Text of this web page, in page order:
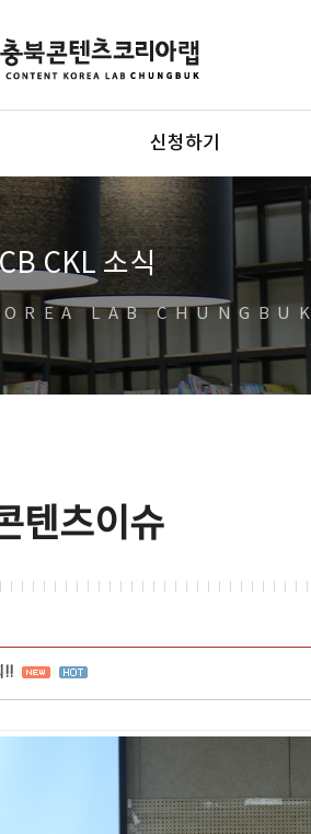
신청하기
CKL 소식
LAB CHUNGBUK
텐츠이슈
!!